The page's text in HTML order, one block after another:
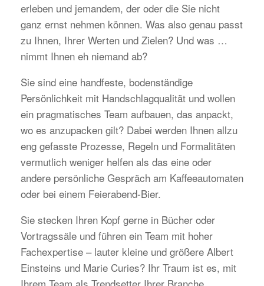
erleben und jemandem, der oder die Sie nicht
ganz ernst nehmen können. Was also genau passt
zu Ihnen, Ihrer Werten und Zielen? Und was …
nimmt Ihnen eh niemand ab?
Sie sind eine handfeste, bodenständige
Persönlichkeit mit Handschlagqualität und wollen
ein pragmatisches Team aufbauen, das anpackt,
wo es anzupacken gilt? Dabei werden Ihnen allzu
eng gefasste Prozesse, Regeln und Formalitäten
vermutlich weniger helfen als das eine oder
andere persönliche Gespräch am Kaffeeautomaten
oder bei einem Feierabend-Bier.
Sie stecken Ihren Kopf gerne in Bücher oder
Vortragssäle und führen ein Team mit hoher
Fachexpertise – lauter kleine und größere Albert
Einsteins und Marie Curies? Ihr Traum ist es, mit